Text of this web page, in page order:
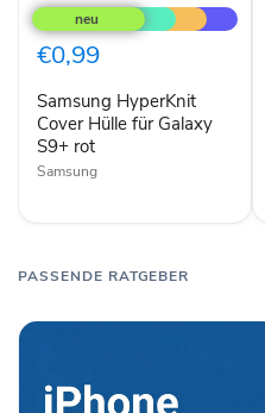
HyperKnit
Cover
Hülle
für
S9+
rot
€0,99
Samsung HyperKnit
Cover Hülle für Galaxy
S9+ rot
Samsung
PASSENDE RATGEBER